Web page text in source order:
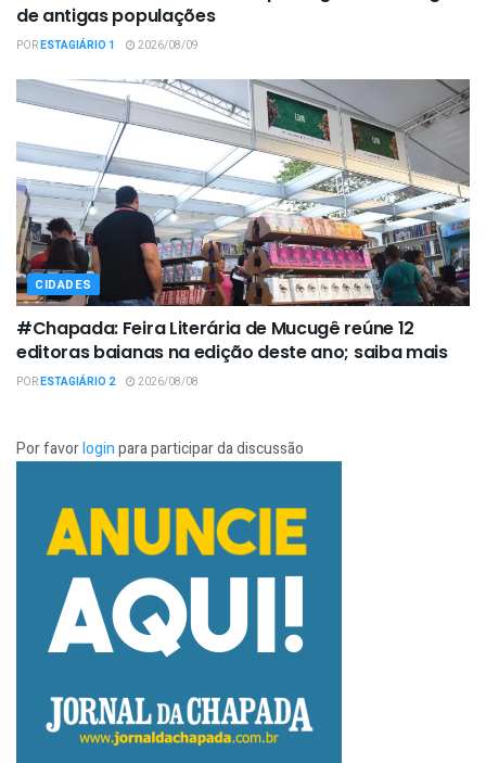
de antigas populações
PORESTAGIÁRIO 1 2026/08/09
CIDADES
#Chapada: Feira Literária de Mucugê reúne 12
editoras baianas na edição deste ano; saiba mais
PORESTAGIÁRIO 2 2026/08/08
Por favorloginpara participar da discussão